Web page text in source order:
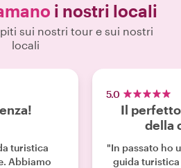
i nostri locali
sui nostri tour e sui nostri
locali
turistica
Abbiamo
5.0
Il
della
"In passato ho
guida